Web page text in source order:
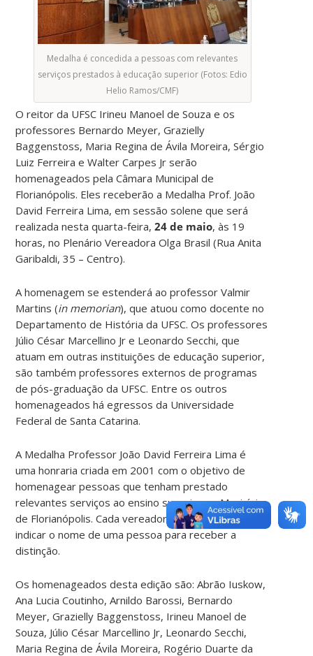
Medalha é concedida a pessoas com relevantes
serviços prestados à educação superior (Fotos: Edio
Helio Ramos/CMF)
O reitor da UFSC Irineu Manoel de Souza e os
professores Bernardo Meyer, Grazielly
Baggenstoss, Maria Regina de Ávila Moreira, Sérgio
Luiz Ferreira e Walter Carpes Jr serão
homenageados pela Câmara Municipal de
Florianópolis. Eles receberão a Medalha Prof. João
David Ferreira Lima, em sessão solene que será
realizada nesta quarta-feira,24 de maio, às 19
horas, no Plenário Vereadora Olga Brasil (Rua Anita
Garibaldi, 35 – Centro).
A homenagem se estenderá ao professor Valmir
Martins (in memorian), que atuou como docente no
Departamento de História da UFSC. Os professores
Júlio César Marcellino Jr e Leonardo Secchi, que
atuam em outras instituições de educação superior,
são também professores externos de programas
de pós-graduação da UFSC. Entre os outros
homenageados há egressos da Universidade
Federal de Santa Catarina.
A Medalha Professor João David Ferreira Lima é
uma honraria criada em 2001 com o objetivo de
homenagear pessoas que tenham prestado
relevantes serviços ao ensino superior no Município
de Florianópolis. Cada vereador da capital pode
indicar o nome de uma pessoa para receber a
distinção.
Os homenageados desta edição são: Abrão Iuskow,
Ana Lucia Coutinho, Arnildo Barossi, Bernardo
Meyer, Grazielly Baggenstoss, Irineu Manoel de
Souza, Júlio César Marcellino Jr, Leonardo Secchi,
Maria Regina de Ávila Moreira, Rogério Duarte da